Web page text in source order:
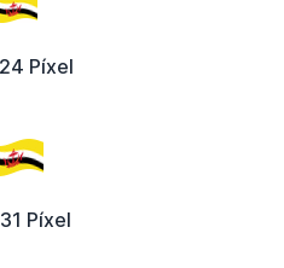
Píxel
Píxel